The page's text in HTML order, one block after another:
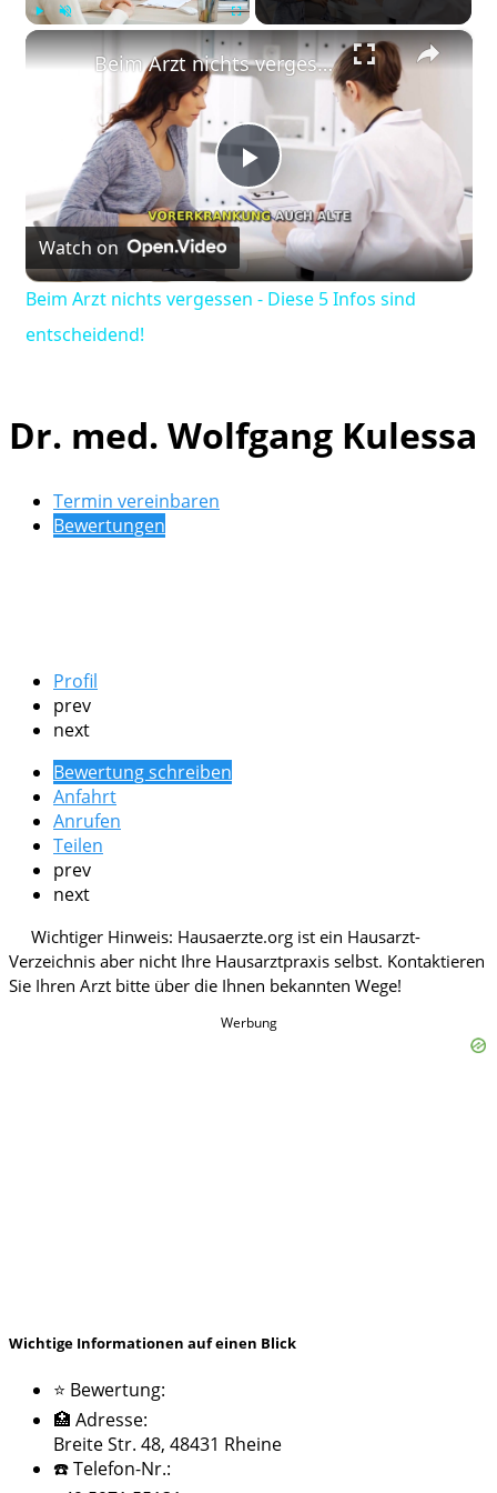
×
Play
Video
Beim Arzt nichts vergessen - Diese 5 Infos sind entscheidend!
Watch on
Beim Arzt nichts vergessen - Diese 5 Infos sind
entscheidend!
Dr. med. Wolfgang Kulessa
Termin vereinbaren
Bewertungen
Profil
prev
next
Bewertung schreiben
Anfahrt
Anrufen
Teilen
prev
next
Werbung
Wichtige Informationen auf einen Blick
⭐ Bewertung:
🏥 Adresse:
Breite Str. 48, 48431 Rheine
☎️ Telefon-Nr.: